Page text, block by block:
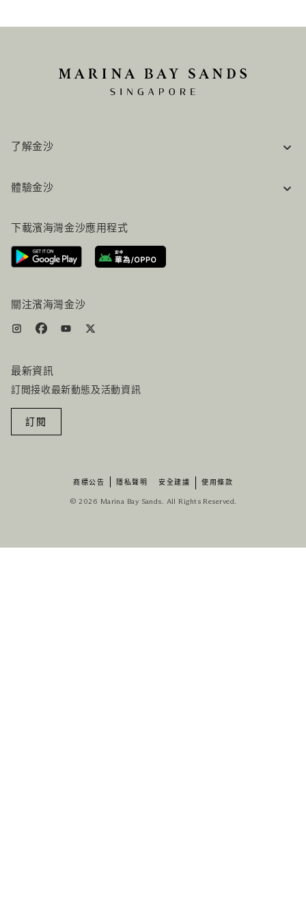
了解金沙
工作機會
聯絡我們
體驗金沙
行程規劃
路線指引
服務設施
下載濱海灣金沙應用程式
關注濱海灣金沙
最新資訊
訂閲接收最新動態及活動資訊
訂閱
商標公告 隱私聲明 安全建議 使用條款
© 2026 Marina Bay Sands. All Rights Reserved.